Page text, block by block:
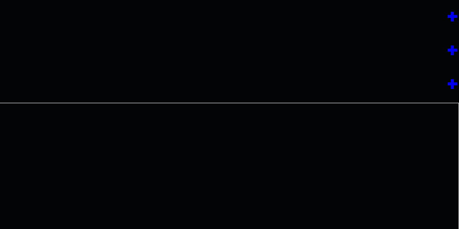
+
+
+